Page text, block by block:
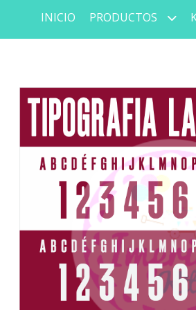
INICIO PRODUCTOS